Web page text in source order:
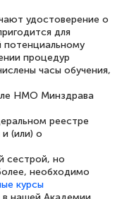
курс
удостоверение о
для
потенциальному
процедур
часы обучения,
НМО Минздрава
реестре
(или) о
сестрой, но
необходимо
курсы